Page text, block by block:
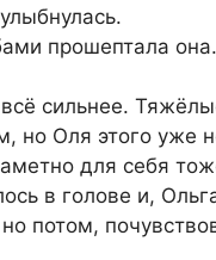
прошептала
сильнее.
но Оля этого уже
для себя
в голове и,
потом,